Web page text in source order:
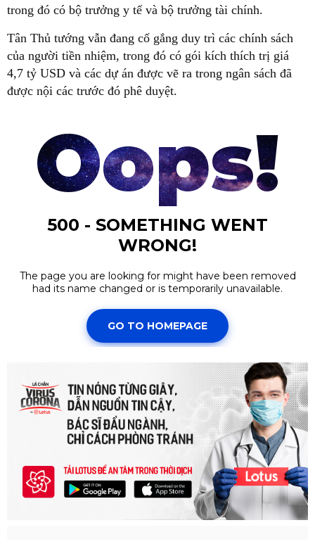
trong đó có bộ trưởng y tế và bộ trưởng tài chính.
Tân Thủ tướng vẫn đang cố gắng duy trì các chính sách
của người tiền nhiệm, trong đó có gói kích thích trị giá
4,7 tỷ USD và các dự án được vẽ ra trong ngân sách đã
được nội các trước đó phê duyệt.